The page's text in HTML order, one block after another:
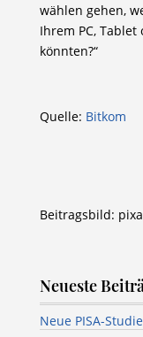
wählen gehen,
Ihrem PC,
könnten?“
Quelle: Bitkom
Beitragsbild:
Neueste
Neue PISA-